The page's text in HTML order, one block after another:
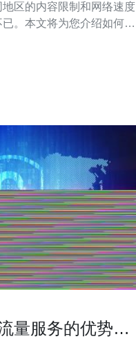
区的内容限制和网络速度
。本文将为您介绍如何使
大精华： 首先，让我们深
量服务的优势与